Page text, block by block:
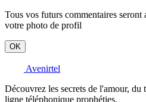
Tous vos futurs commentaires
votre photo de profil
OK
Avenirtel
Découvrez les secrets de l'amour,
ligne téléphonique prophéties.